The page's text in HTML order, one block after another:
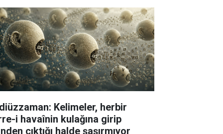
Kelimeler, herbir
i havaînin kulağına girip
çıktığı halde şaşırmıyor